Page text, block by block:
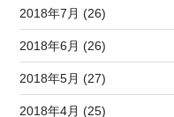
2018年7月 (26)
2018年6月 (26)
2018年5月 (27)
2018年4月 (25)